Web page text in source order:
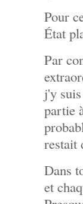
Pour
État
Par
j'y
partie
restait
Dans
et